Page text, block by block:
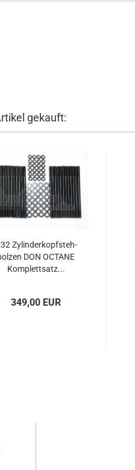
gekauft:
Zy­lin­der­kopf­steh­
DON OC­TA­NE
Kom­plett­satz...
349,00 EUR